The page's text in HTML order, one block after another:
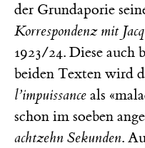
der Grundaporie
Korrespondenz mit
1923/24. Diese auch
beiden Texten wird
l’impuissance als
schon im soeben
achtzehn Sekunden.